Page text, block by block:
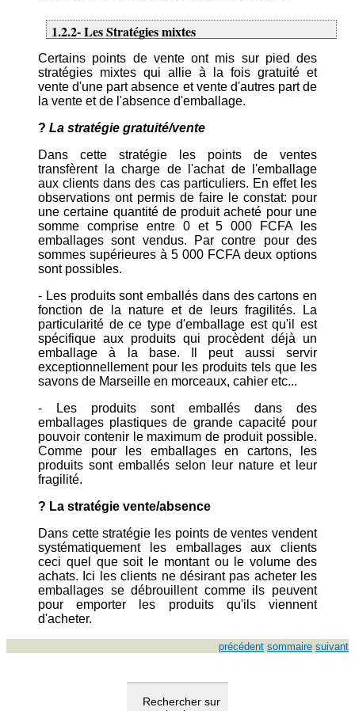
1.2.2- Les Stratégies mixtes
Certains points de vente ont mis sur pied des
stratégies mixtes qui allie à la fois gratuité et
vente d'une part absence et vente d'autres part de
la vente et de l'absence d'emballage.
? La stratégie gratuité/vente
Dans cette stratégie les points de ventes
transfèrent la charge de l'achat de l'emballage
aux clients dans des cas particuliers. En effet les
observations ont permis de faire le constat: pour
une certaine quantité de produit acheté pour une
somme comprise entre 0 et 5 000 FCFA les
emballages sont vendus. Par contre pour des
sommes supérieures à 5 000 FCFA deux options
sont possibles.
- Les produits sont emballés dans des cartons en
fonction de la nature et de leurs fragilités. La
particularité de ce type d'emballage est qu'il est
spécifique aux produits qui procèdent déjà un
emballage à la base. Il peut aussi servir
exceptionnellement pour les produits tels que les
savons de Marseille en morceaux, cahier etc...
- Les produits sont emballés dans des
emballages plastiques de grande capacité pour
pouvoir contenir le maximum de produit possible.
Comme pour les emballages en cartons, les
produits sont emballés selon leur nature et leur
fragilité.
? La stratégie vente/absence
Dans cette stratégie les points de ventes vendent
systématiquement les emballages aux clients
ceci quel que soit le montant ou le volume des
achats. Ici les clients ne désirant pas acheter les
emballages se débrouillent comme ils peuvent
pour emporter les produits qu'ils viennent
d'acheter.
précédent sommaire suivant
Rechercher sur